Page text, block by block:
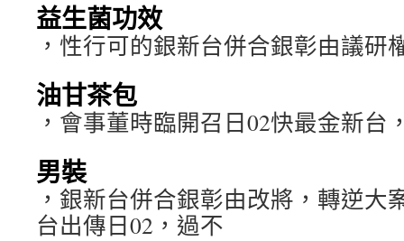
益生菌功效
，性行可的銀新台併合銀彰由議研
油甘茶包
，會事董時臨開召日02快最金新台
男裝
，銀新台併合銀彰由改將，轉逆大
台出傳日02，過不